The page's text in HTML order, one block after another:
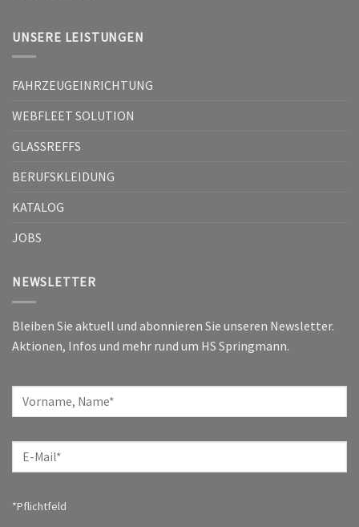
UNSERE LEISTUNGEN
FAHRZEUGEINRICHTUNG
WEBFLEET SOLUTION
GLASSREFFS
BERUFSKLEIDUNG
KATALOG
JOBS
NEWSLETTER
Bleiben Sie aktuell und abonnieren Sie unseren Newsletter.
Aktionen, Infos und mehr rund um HS Springmann.
*Pflichtfeld